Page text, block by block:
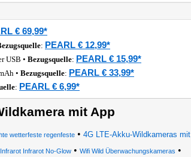
€ 69,99*
: PEARL € 12,99*
USB • Bezugsquelle: PEARL € 15,99*
• Bezugsquelle: PEARL € 33,99*
: PEARL € 6,99*
mit App
wetterfeste regenfeste • 4G LTE-Akku-Wildkameras mit
Infrarot No-Glow • Wifi Wild Überwachungskameras •